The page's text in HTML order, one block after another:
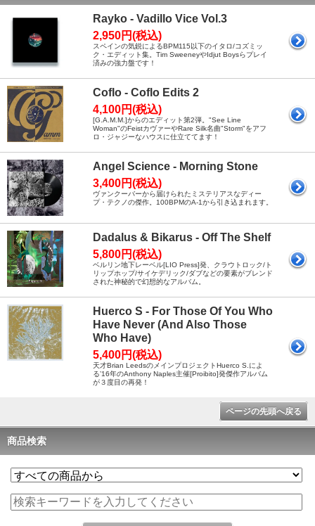
Rayko - Vadillo Vice Vol.3
2,950円(税込)
スペインの気鋭によるBPM115以下のイタロ/コズミッ
ク・エディット集。Tim SweeneyやIdjut Boysらプレイ
済みの強力盤です！
Coflo - Coflo Edits 2
4,100円(税込)
[G.A.M.M.]からのエディット第2弾。"See Line
Woman"のFeistカヴァーやRare Silk名曲"Storm"をアフ
ロ・ジャジーなハウスに仕立ててます！
Angel Science - Morning Stone
3,400円(税込)
ヴァンクーバーから届けられたミステリアスなディー
プ・テクノの傑作。100BPMのA-1から引き込まれます。
Dadalus & Bikarus - Off The Shelf
5,800円(税込)
ベルリン地下レーベル[LIO Press]発、クラウトロック/ト
リップホップ/サイケデリック/ダブなどの要素がブレンド
された神秘的で幻想的なアルバム。
Huerco S - For Those Of You Who
Have Never (And Also Those
Who Have)
5,400円(税込)
天才Brian LeedsのメインプロジェクトHuerco S.によ
る’16年のAnthony Naples主催[Proibito]発傑作アルバム
が３度目の再発！
ページの先頭へ戻る
商品検索